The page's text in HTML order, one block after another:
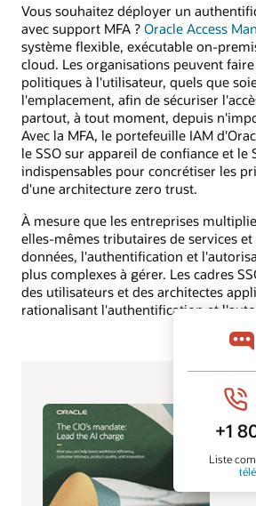
Vous souhaitez déployer un
avec support MFA ? Oracle Access
système flexible, exécutable
cloud. Les organisations peuvent
politiques à l'utilisateur, quels que
l'emplacement, afin de sécuriser
partout, à tout moment, depuis
Avec la MFA, le portefeuille IAM
le SSO sur appareil de confiance et le
indispensables pour concrétiser les
d'une architecture zero trust.
À mesure que les entreprises
elles‑mêmes tributaires de services
données, l'authentification et
plus complexes à gérer. Les cadres
des utilisateurs et des architectes
rationalisant l'authentification et